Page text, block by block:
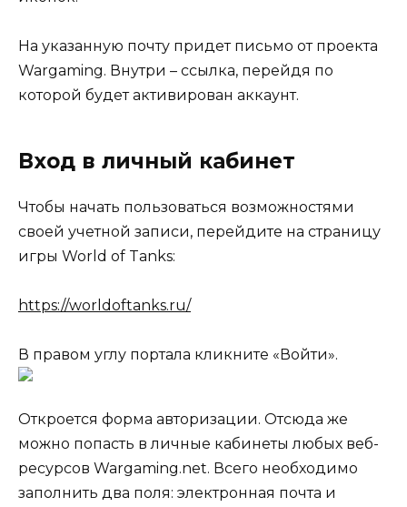
На указанную почту придет письмо от проекта
Wargaming. Внутри – ссылка, перейдя по
которой будет активирован аккаунт.
Вход в личный кабинет
Чтобы начать пользоваться возможностями
своей учетной записи, перейдите на страницу
игры World of Tanks:
https://worldoftanks.ru/
В правом углу портала кликните «Войти».
Откроется форма авторизации. Отсюда же
можно попасть в личные кабинеты любых веб-
ресурсов Wargaming.net. Всего необходимо
заполнить два поля: электронная почта и